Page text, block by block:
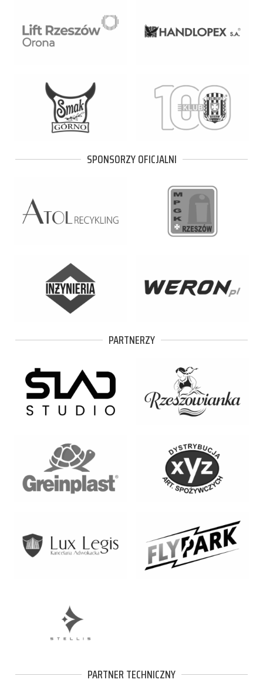
SPONSORZY OFICJALNI
PARTNERZY
PARTNER TECHNICZNY